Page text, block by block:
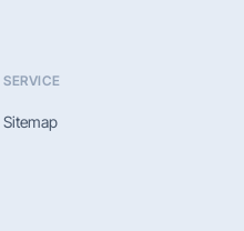
SERVICE
Sitemap